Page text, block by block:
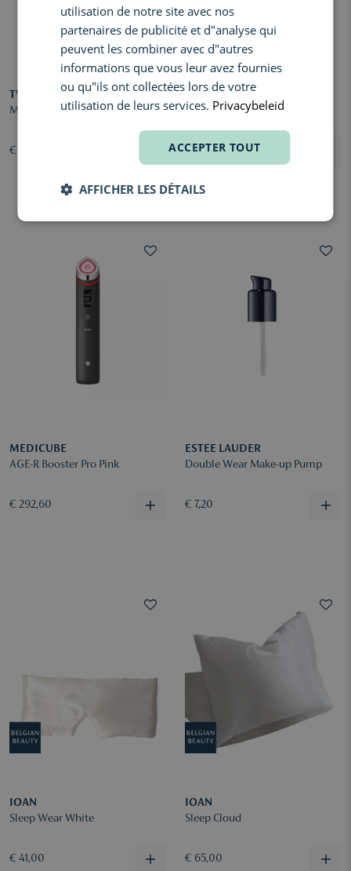
TWEEZERMAN
Mini Slant Tweezer
€ 20,00
Potloodslijper
€ 5,00
MEDICUBE
AGE-R Booster Pro Pink
€ 292,60
ESTEE LAUDER
Double Wear Make-up Pump
€ 7,20
IOAN
Sleep Wear White
€ 41,00
IOAN
Sleep Cloud
€ 65,00
utilisation de notre site avec nos
partenaires de publicité et d"analyse qui
peuvent les combiner avec d"autres
informations que vous leur avez fournies
ou qu"ils ont collectées lors de votre
utilisation de leurs services. Privacybeleid
ACCEPTER TOUT
AFFICHER LES DÉTAILS